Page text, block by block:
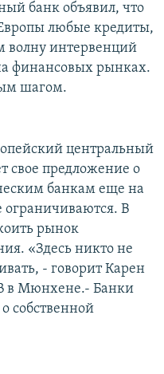
банк объявил, что
любые кредиты,
волну интервенций
финансовых рынках.
шагом.
центральный
свое предложение о
банкам еще на
В
рынок
«Здесь никто не
- говорит Карен
в Мюнхене.- Банки
собственной